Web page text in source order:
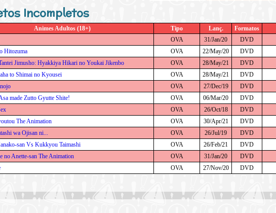
Incompletos
Animes Adultos (18+) Tipo Lanç. Formatos
OVA 31/Jan/20 DVD
Hitozuma
OVA 22/May/20 DVD
Jimusho: Hyakkiya Hikari no Youkai Jikenbo
OVA 28/May/21 DVD
to Shimai no Kyousei
OVA 28/May/21 DVD
OVA 27/Dec/19 DVD
made Zutto Gyutte Shite!
OVA 06/Mar/20 DVD
OVA 26/Oct/18 DVD
The Animation
OVA 30/Apr/21 DVD
wa Ojisan ni...
OVA 26/Jul/19 DVD
san Vs Kukkyou Taimashi
OVA 26/Feb/21 DVD
no Anette-san The Animation
OVA 31/Jan/20 DVD
OVA 27/Nov/20 DVD